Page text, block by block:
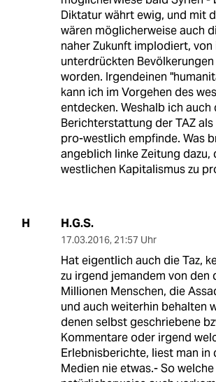
Diktatur währt ewig, und mit
wären möglicherweise auch
naher Zukunft implodiert, von
unterdrückten
worden. Irgendeinen
kann ich im Vorgehen des
entdecken. Weshalb ich auch
Berichterstattung der TAZ als
pro-westlich empfinde. Was
angeblich linke Zeitung dazu,
westlichen Kapitalismus zu
H H.G.S.
17.03.2016, 21:57 Uhr
Hat eigentlich auch die Taz,
zu irgend jemandem von den
Millionen Menschen, die
und auch weiterhin behalten
denen selbst geschriebene
Kommentare oder irgend
Erlebnisberichte, liest man in
Medien nie etwas.- So